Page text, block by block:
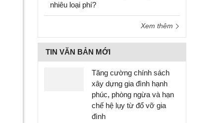
nhiêu loại phí?
Xem thêm
TIN VĂN BẢN MỚI
Tăng cường chính sách
xây dựng gia đình hạnh
phúc, phòng ngừa và hạn
chế hệ lụy từ đổ vỡ gia
đình